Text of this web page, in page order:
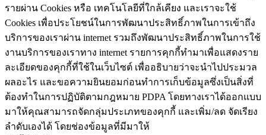
รายผ่าน Cookies หรือ เทคโนโลยีที่ใกล้เคียง และเราจะใช้
Cookies เพื่อประโยชน์ในการพัฒนาประสิทธิ์ภาพในการเข้าถึง
บริการของเราผ่าน internet รวมถึงพัฒนาประสิทธิ์ภาพในการใช้
งานบริการของเราทาง internet รายการคุกกี้ทำมาเพื่อแสดงราย
ละเอียดของคุกกี้ที่ใช้ในเว็บไซต์ เพื่ออธิบายว่าจะนำไปประมวล
ผลอะไร และขอความยินยอมก่อนทำการเก็บข้อมูลซึ่งเป็นสิ่งที่
ต้องทำในการปฏิบัติตามกฎหมาย PDPA โดยทางเราได้ออกแบบ
มาให้คุณสามารถจัดกลุ่มประเภทของคุกกี้ และเพิ่ม/ลด จัดเรียง
ลำดับเองได้ โดยช่องข้อมูลที่มีมาให้